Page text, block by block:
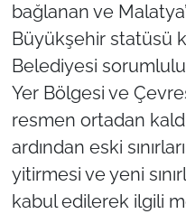
bağlanan ve
Büyükşehir statüsü
Belediyesi
Yer Bölgesi ve
resmen ortadan
ardından eski
yitirmesi ve yeni
kabul edilerek ilgili